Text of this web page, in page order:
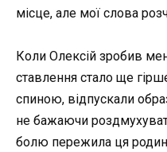
місце, але мої слова
Коли Олексій зробив
ставлення стало ще
спиною, відпускали
не бажаючи
болю пережила ця